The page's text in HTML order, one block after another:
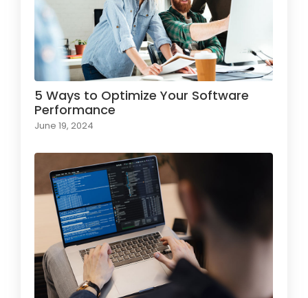
5 Ways to Optimize Your Software
Performance
June 19, 2024